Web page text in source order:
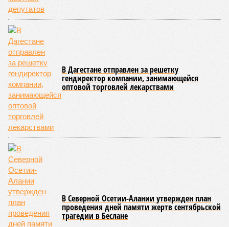
сообщения в Лакском районе, где в настоящий момент
функционирует временная схема движения.
На региональной трассе «Мамраш – Ташкапур –
Араканский мост», пролегающей по Гергебильскому району,
водная стихия размыла дорожное полотно на семи
различных отрезках, и весь автомобильный поток был
вынужденно пущен по альтернативным маршрутам до тех
пор, пока не спадёт уровень воды в реке Кара-Койсу, что
ожидается не ранее 17 июля.
В Дахадаевском районе транспортное сообщение с одним
из сёл прервано из-за масштабного оползня, сошедшего на
проезжую часть дороги Ашты – Дирбакмахи, и открыть
движение там планируют лишь 18 июля. В Рутульском
районе без транспортного сообщения продолжают
оставаться ещё три населённых пункта.
В Тляратинском районе специалистам удалось наладить
сообщение с семью сёлами по временной схеме. В
Унцукульском районе движение по-прежнему полностью